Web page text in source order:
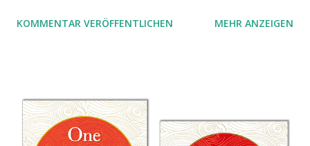
Stolperfallen. Hier ein erster, kritischer Blick auf das was
KOMMENTAR VERÖFFENTLICHEN MEHR ANZEIGEN